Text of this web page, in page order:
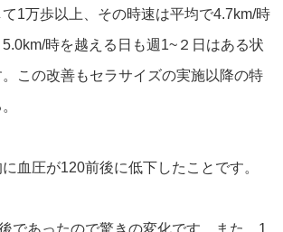
1万歩以上、その時速は平均で4.7km/時
時を越える日も週1~２日はある状
この改善もセラサイズの実施以降の特
血圧が120前後に低下したことです。
であったので驚きの変化です。また、1